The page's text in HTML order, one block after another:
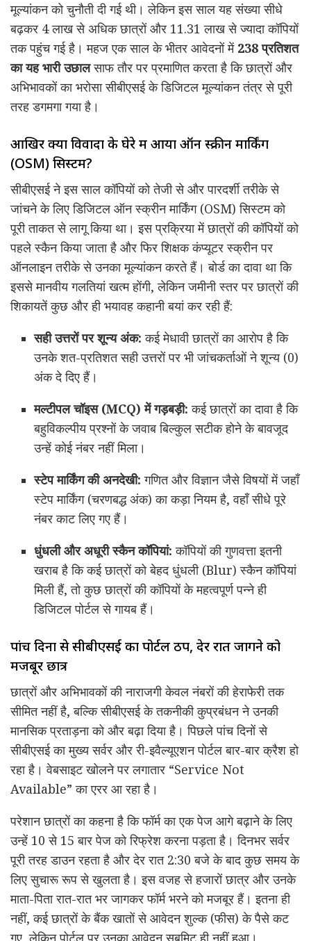
मूल्यांकन को चुनौती दी गई थी। लेकिन इस साल यह संख्या सीधे
बढ़कर 4 लाख से अधिक छात्रों और 11.31 लाख से ज्यादा कॉपियों
तक पहुंच गई है। महज एक साल के भीतर आवेदनों में 238 प्रतिशत
का यह भारी उछालसाफ तौर पर प्रमाणित करता है कि छात्रों और
अभिभावकों का भरोसा सीबीएसई के डिजिटल मूल्यांकन तंत्र से पूरी
तरह डगमगा गया है।
आखिर क्यों विवादों के घेरे में आया ऑन स्क्रीन मार्किंग
(OSM) सिस्टम?
सीबीएसई ने इस साल कॉपियों को तेजी से और पारदर्शी तरीके से
जांचने के लिए डिजिटल ऑन स्क्रीन मार्किंग (OSM) सिस्टम को
पूरी ताकत से लागू किया था। इस प्रक्रिया में छात्रों की कॉपियों को
पहले स्कैन किया जाता है और फिर शिक्षक कंप्यूटर स्क्रीन पर
ऑनलाइन तरीके से उनका मूल्यांकन करते हैं। बोर्ड का दावा था कि
इससे मानवीय गलतियां खत्म होंगी, लेकिन जमीनी स्तर पर छात्रों की
शिकायतें कुछ और ही भयावह कहानी बयां कर रही हैं:
सही उत्तरों पर शून्य अंक: कई मेधावी छात्रों का आरोप है कि
उनके शत-प्रतिशत सही उत्तरों पर भी जांचकर्ताओं ने शून्य (0)
अंक दे दिए हैं।
मल्टीपल चॉइस (MCQ) में गड़बड़ी: कई छात्रों का दावा है कि
बहुविकल्पीय प्रश्नों के जवाब बिल्कुल सटीक होने के बावजूद
उन्हें कोई नंबर नहीं मिला।
स्टेप मार्किंग की अनदेखी: गणित और विज्ञान जैसे विषयों में जहाँ
स्टेप मार्किंग (चरणबद्ध अंक) का कड़ा नियम है, वहाँ सीधे पूरे
नंबर काट लिए गए हैं।
धुंधली और अधूरी स्कैन कॉपियां: कॉपियों की गुणवत्ता इतनी
खराब है कि कई छात्रों को बेहद धुंधली (Blur) स्कैन कॉपियां
मिली हैं, तो कुछ छात्रों की कॉपियों के महत्वपूर्ण पन्ने ही
डिजिटल पोर्टल से गायब हैं।
पांच दिनों से सीबीएसई का पोर्टल ठप, देर रात जागने को
मजबूर छात्र
छात्रों और अभिभावकों की नाराजगी केवल नंबरों की हेराफेरी तक
सीमित नहीं है, बल्कि सीबीएसई के तकनीकी कुप्रबंधन ने उनकी
मानसिक प्रताड़ना को और बढ़ा दिया है। पिछले पांच दिनों से
सीबीएसई का मुख्य सर्वर और री-इवैल्यूएशन पोर्टल बार-बार क्रैश हो
रहा है। वेबसाइट खोलने पर लगातार “Service Not
Available” का एरर आ रहा है।
परेशान छात्रों का कहना है कि फॉर्म का एक पेज आगे बढ़ाने के लिए
उन्हें 10 से 15 बार पेज को रिफ्रेश करना पड़ता है। दिनभर सर्वर
पूरी तरह डाउन रहता है और देर रात 2:30 बजे के बाद कुछ समय के
लिए सुचारू रूप से खुलता है। इस वजह से हजारों छात्र और उनके
माता-पिता रात-रात भर जागकर फॉर्म भरने को मजबूर हैं। इतना ही
नहीं, कई छात्रों के बैंक खातों से आवेदन शुल्क (फीस) के पैसे कट